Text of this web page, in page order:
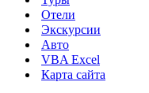
Отели
Экскурсии
Авто
VBA Excel
Карта сайта